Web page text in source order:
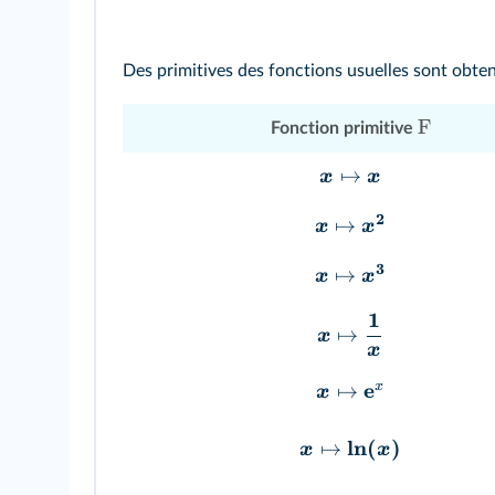
Des primitives des fonctions usuelles sont
Fonction primitive F
x ↦ x
x ↦ x2
x ↦ x3
x ↦
x
1
x ↦ ex
x ↦ ln(x)